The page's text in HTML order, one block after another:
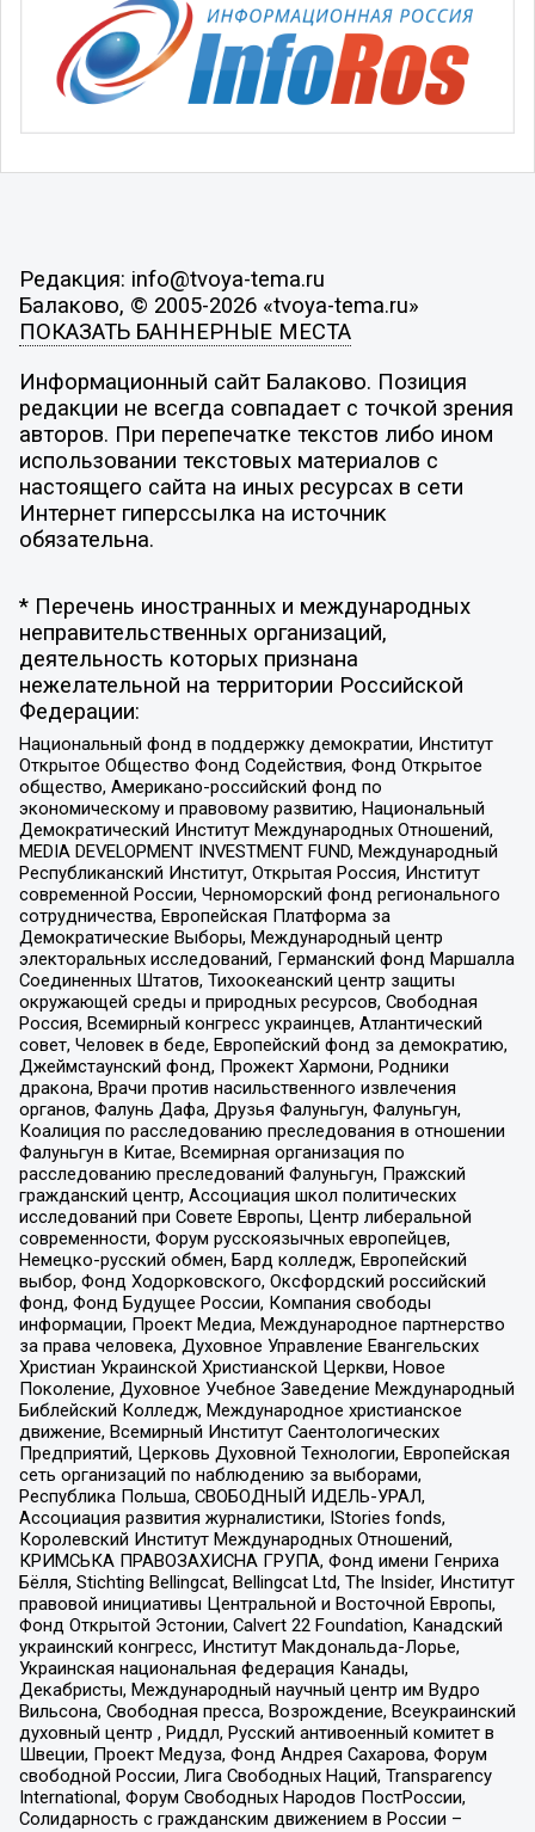
Редакция: info@tvoya-tema.ru
Балаково, © 2005-2026 «tvoya-tema.ru»
ПОКАЗАТЬ БАННЕРНЫЕ МЕСТА
Информационный сайт Балаково. Позиция
редакции не всегда совпадает с точкой зрения
авторов. При перепечатке текстов либо ином
использовании текстовых материалов с
настоящего сайта на иных ресурсах в сети
Интернет гиперссылка на источник
обязательна.
* Перечень иностранных и международных
неправительственных организаций,
деятельность которых признана
нежелательной на территории Российской
Федерации:
Национальный фонд в поддержку демократии, Институт
Открытое Общество Фонд Содействия, Фонд Открытое
общество, Американо-российский фонд по
экономическому и правовому развитию, Национальный
Демократический Институт Международных Отношений,
MEDIA DEVELOPMENT INVESTMENT FUND, Международный
Республиканский Институт, Открытая Россия, Институт
современной России, Черноморский фонд регионального
сотрудничества, Европейская Платформа за
Демократические Выборы, Международный центр
электоральных исследований, Германский фонд Маршалла
Соединенных Штатов, Тихоокеанский центр защиты
окружающей среды и природных ресурсов, Свободная
Россия, Всемирный конгресс украинцев, Атлантический
совет, Человек в беде, Европейский фонд за демократию,
Джеймстаунский фонд, Прожект Хармони, Родники
дракона, Врачи против насильственного извлечения
органов, Фалунь Дафа, Друзья Фалуньгун, Фалуньгун,
Коалиция по расследованию преследования в отношении
Фалуньгун в Китае, Всемирная организация по
расследованию преследований Фалуньгун, Пражский
гражданский центр, Ассоциация школ политических
исследований при Совете Европы, Центр либеральной
современности, Форум русскоязычных европейцев,
Немецко-русский обмен, Бард колледж, Европейский
выбор, Фонд Ходорковского, Оксфордский российский
фонд, Фонд Будущее России, Компания свободы
информации, Проект Медиа, Международное партнерство
за права человека, Духовное Управление Евангельских
Христиан Украинской Христианской Церкви, Новое
Поколение, Духовное Учебное Заведение Международный
Библейский Колледж, Международное христианское
движение, Всемирный Институт Саентологических
Предприятий, Церковь Духовной Технологии, Европейская
сеть организаций по наблюдению за выборами,
Республика Польша, СВОБОДНЫЙ ИДЕЛЬ-УРАЛ,
Ассоциация развития журналистики, IStories fonds,
Королевский Институт Международных Отношений,
КРИМСЬКА ПРАВОЗАХИСНА ГРУПА, Фонд имени Генриха
Бёлля, Stichting Bellingcat, Bellingcat Ltd, The Insider, Институт
правовой инициативы Центральной и Восточной Европы,
Фонд Открытой Эстонии, Calvert 22 Foundation, Канадский
украинский конгресс, Институт Макдональда-Лорье,
Украинская национальная федерация Канады,
Декабристы, Международный научный центр им Вудро
Вильсона, Свободная пресса, Возрождение, Всеукраинский
духовный центр , Риддл, Русский антивоенный комитет в
Швеции, Проект Медуза, Фонд Андрея Сахарова, Форум
свободной России, Лига Свободных Наций, Transparеncy
International, Форум Свободных Народов ПостРоссии,
Солидарность с гражданским движением в России –